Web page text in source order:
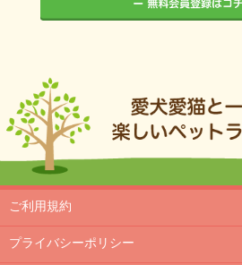
ご利用規約
プライバシーポリシー